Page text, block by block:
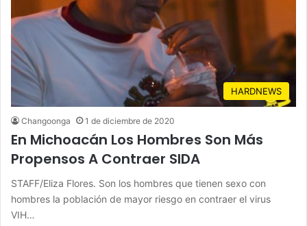
HARDNEWS
Changoonga 1 de diciembre de 2020
En Michoacán Los Hombres Son Más
Propensos A Contraer SIDA
STAFF/Eliza Flores. Son los hombres que tienen sexo con
hombres la población de mayor riesgo en contraer el virus
VIH…